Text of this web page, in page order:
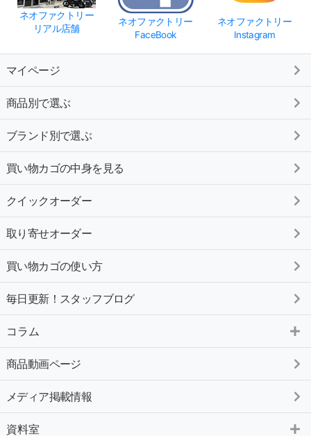
ネオファクトリー
リアル店舗
ネオファクトリー
FaceBook
ネオファクトリー
Instagram
マイページ
商品別で選ぶ
ブランド別で選ぶ
買い物カゴの中身を見る
クイックオーダー
取り寄せオーダー
買い物カゴの使い方
毎日更新！スタッフブログ
コラム
商品動画ページ
メディア掲載情報
資料室